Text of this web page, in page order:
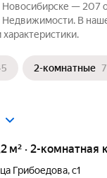
— 207
В
2-комнатные
м² · 2-комнатная
Грибоедова,с1